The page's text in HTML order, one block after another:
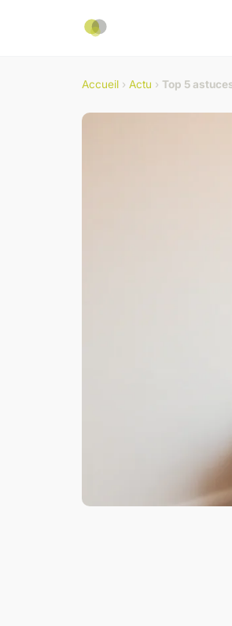
Accueil › Actu › Top 5